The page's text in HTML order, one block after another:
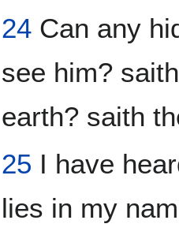
24 Can any
see him?
earth? saith
25 I have
lies in my